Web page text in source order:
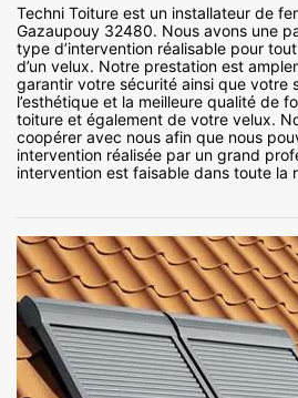
Techni Toiture est un installateur de
Gazaupouy 32480. Nous avons une
type d’intervention réalisable pour
d’un velux. Notre prestation est
garantir votre sécurité ainsi que votre
l’esthétique et la meilleure qualité de
toiture et également de votre velux.
coopérer avec nous afin que nous
intervention réalisée par un grand
intervention est faisable dans toute la